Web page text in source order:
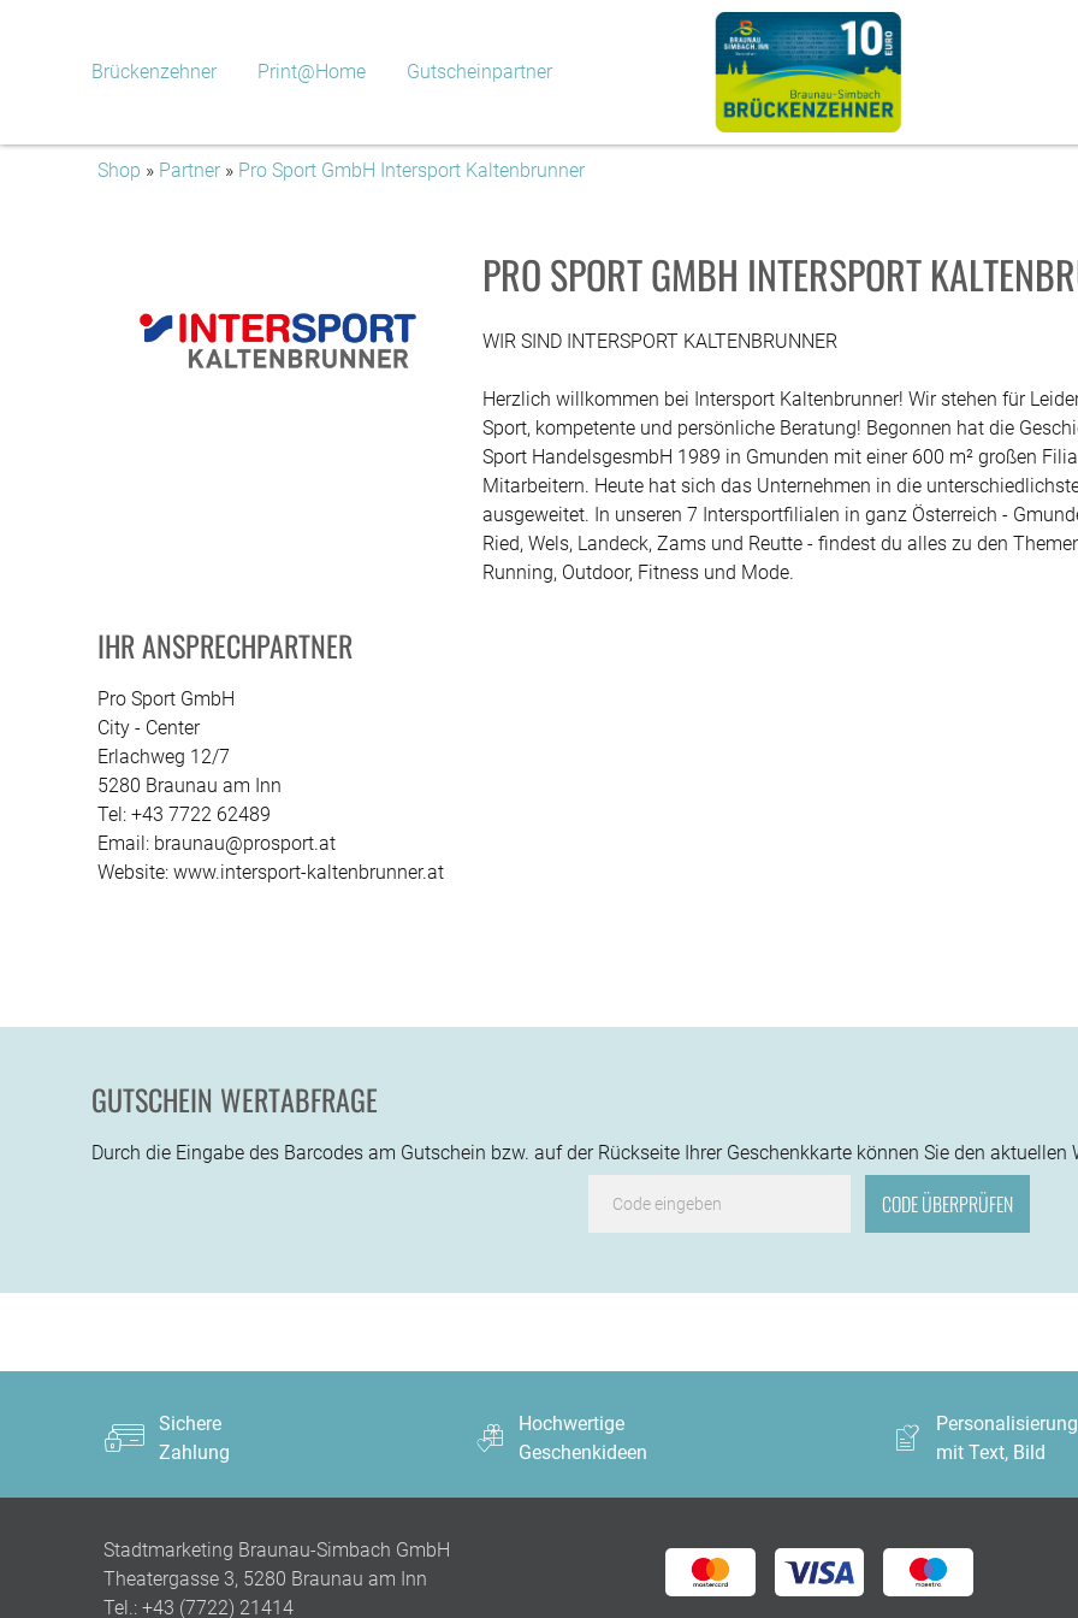
Brückenzehner Print@Home Gutscheinpartner
Shop » Partner » Pro Sport GmbH Intersport Kaltenbrunner
PRO SPORT GMBH INTERSPORT
WIR SIND INTERSPORT KALTENBRUNNER
Herzlich willkommen bei Intersport Kaltenbrunner! Wir stehen für
Sport, kompetente und persönliche Beratung! Begonnen hat die
Sport HandelsgesmbH 1989 in Gmunden mit einer 600 m² großen
Mitarbeitern. Heute hat sich das Unternehmen in die
ausgeweitet. In unseren 7 Intersportfilialen in ganz Österreich -
Ried, Wels, Landeck, Zams und Reutte - findest du alles zu den
Running, Outdoor, Fitness und Mode.
IHR ANSPRECHPARTNER
Pro Sport GmbH
City - Center
Erlachweg 12/7
5280 Braunau am Inn
Tel: +43 7722 62489
Email: braunau@prosport.at
Website: www.intersport-kaltenbrunner.at
GUTSCHEIN WERTABFRAGE
Durch die Eingabe des Barcodes am Gutschein bzw. auf der Rückseite Ihrer Geschenkkarte können Sie den aktuellen
Sichere
Zahlung
Hochwertige
Geschenkideen
Personalisierung
mit Text, Bild
Stadtmarketing Braunau-Simbach GmbH
Theatergasse 3, 5280 Braunau am Inn
Tel.: +43 (7722) 21414